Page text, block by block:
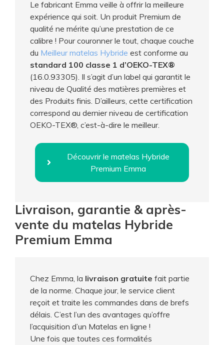
Le fabricant Emma veille à offrir la meilleure
expérience qui soit. Un produit Premium de
qualité ne mérite qu’une prestation de ce
calibre ! Pour couronner le tout, chaque couche
du Meilleur matelas Hybride est conforme au
standard 100 classe 1 d’OEKO-TEX®
(16.0.93305). Il s’agit d’un label qui garantit le
niveau de Qualité des matières premières et
des Produits finis. D’ailleurs, cette certification
correspond au dernier niveau de certification
OEKO-TEX®, c’est-à-dire le meilleur.
Découvrir le matelas Hybride
Premium Emma
Livraison, garantie & après-
vente du matelas Hybride
Premium Emma
Chez Emma, la livraison gratuite fait partie
de la norme. Chaque jour, le service client
reçoit et traite les commandes dans de brefs
délais. C’est l’un des avantages qu’offre
l’acquisition d’un Matelas en ligne !
Une fois que toutes ces formalités